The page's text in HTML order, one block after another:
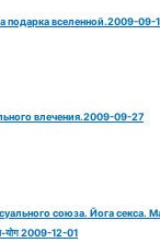
подарка вселенной.2009-09-
влечения.2009-09-27
союза. Йога секса.
2009-12-01